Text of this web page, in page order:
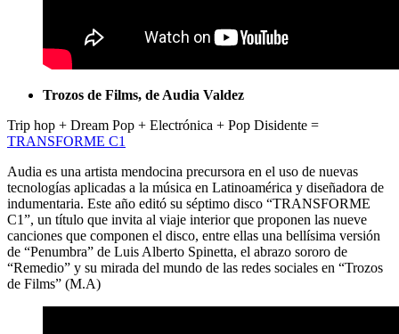
Trozos de Films, de Audia Valdez
Trip hop + Dream Pop + Electrónica + Pop Disidente =
TRANSFORME C1
Audia es una artista mendocina precursora en el uso de nuevas
tecnologías aplicadas a la música en Latinoamérica y diseñadora de
indumentaria. Este año editó su séptimo disco “TRANSFORME
C1”, un título que invita al viaje interior que proponen las nueve
canciones que componen el disco, entre ellas una bellísima versión
de “Penumbra” de Luis Alberto Spinetta, el abrazo sororo de
“Remedio” y su mirada del mundo de las redes sociales en “Trozos
de Films” (M.A)